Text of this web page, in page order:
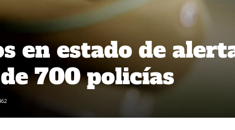
en estado de
700 policías